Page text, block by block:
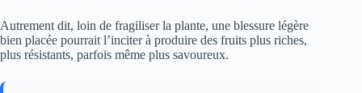
Autrement dit, loin de fragiliser la plante, une blessure légère
bien placée pourrait l’inciter à produire des fruits plus riches,
plus résistants, parfois même plus savoureux.